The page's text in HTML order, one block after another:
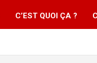
C’EST QUOI ÇA ?